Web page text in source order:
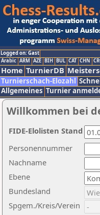
Logged on: Gast
Arabic ARM AZE BIH BUL CAT CHN
Home TurnierDB
Turnierschach-Elozahl
Allgemeines Turnier
Willkommen bei
Nachname
Ebene
Personennummer
Bundesland
Spgem./Kreis/Verein
FIDE-Elolisten Stand